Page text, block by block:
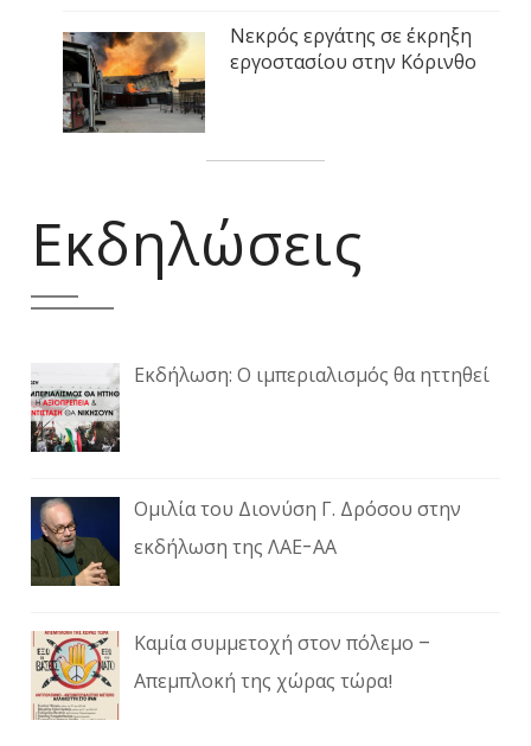
Νεκρός εργάτης σε έκρηξη
εργοστασίου στην Κόρινθο
Εκδηλώσεις
Εκδήλωση: Ο ιμπεριαλισμός θα ηττηθεί
Ομιλία του Διονύση Γ. Δρόσου στην
εκδήλωση της ΛΑΕ-ΑΑ
Καμία συμμετοχή στον πόλεμο –
Απεμπλοκή της χώρας τώρα!